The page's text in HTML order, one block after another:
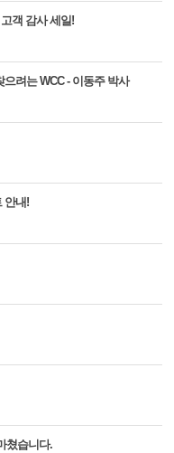
객 감사 세일!
려는 WCC - 이동주 박사
안내!
쳤습니다.